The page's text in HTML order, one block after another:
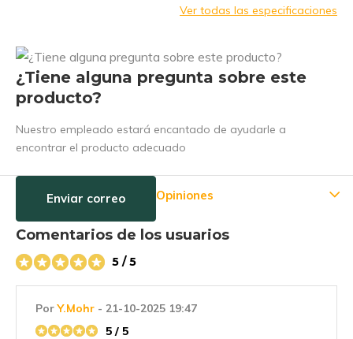
Ver todas las especificaciones
¿Tiene alguna pregunta sobre este
producto?
Nuestro empleado estará encantado de ayudarle a
encontrar el producto adecuado
Enviar correo Opiniones
Comentarios de los usuarios
5 / 5
PorY.Mohr - 21-10-2025 19:47
5 / 5